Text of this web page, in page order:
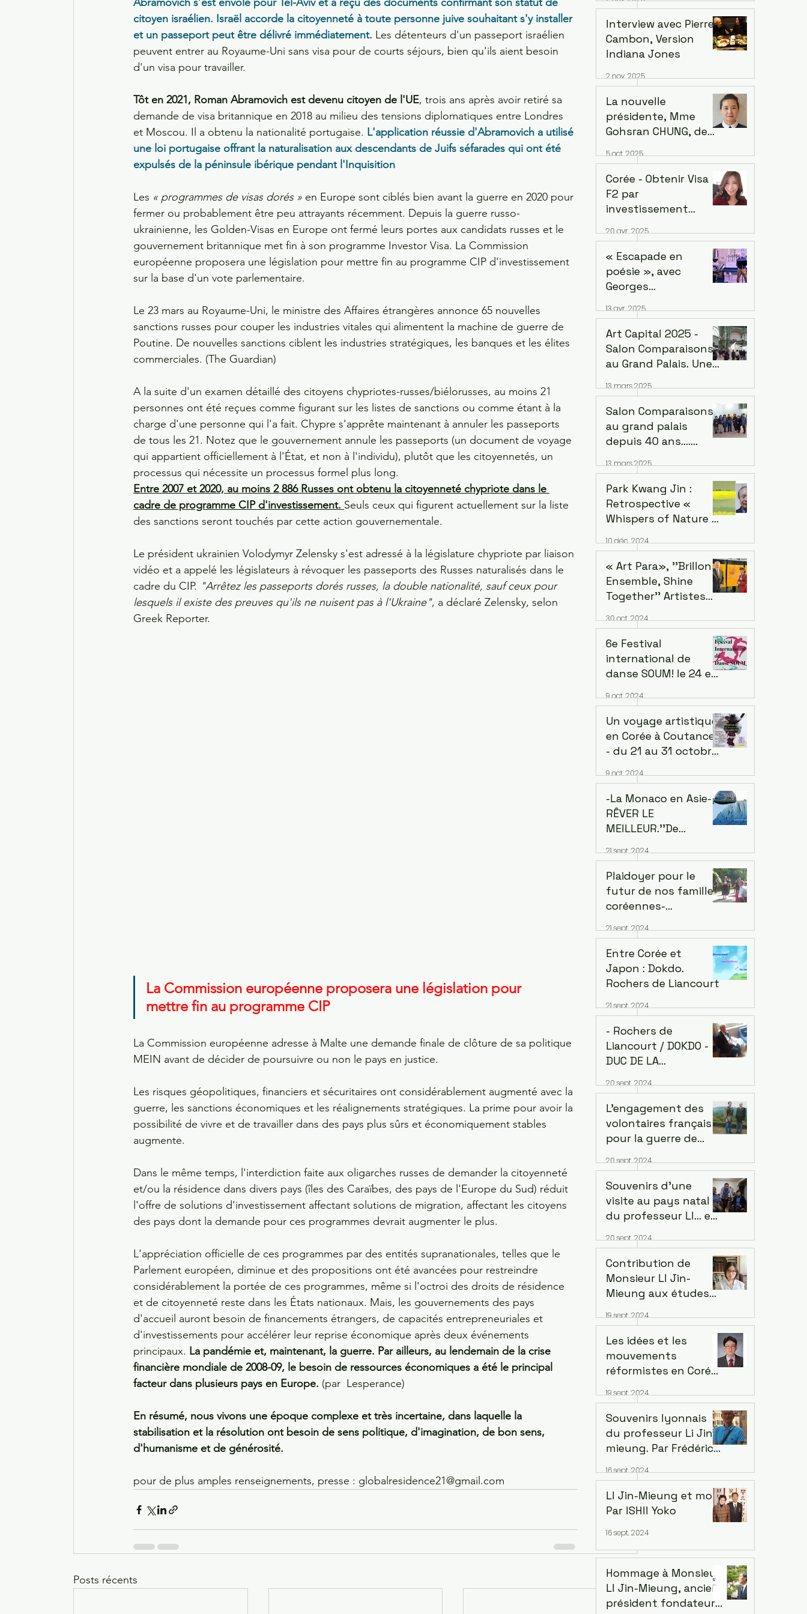
citoyen israélien. Israël accorde la citoyenneté à toute personne juive souhaitant s'y installer
et un passeport peut être délivré immédiatement. Les détenteurs d'un passeport israélien
peuvent entrer au Royaume-Uni sans visa pour de courts séjours, bien qu'ils aient besoin
d'un visa pour travailler.
Tôt en 2021, Roman Abramovich est devenu citoyen de l'UE, trois ans après avoir retiré sa
demande de visa britannique en 2018 au milieu des tensions diplomatiques entre Londres
et Moscou. Il a obtenu la nationalité portugaise. L'application réussie d'Abramovich a utilisé
une loi portugaise offrant la naturalisation aux descendants de Juifs séfarades qui ont été
expulsés de la péninsule ibérique pendant l'Inquisition
Les « programmes de visas dorés » en Europe sont ciblés bien avant la guerre en 2020 pour
fermer ou probablement être peu attrayants récemment. Depuis la guerre russo-
ukrainienne, les Golden-Visas en Europe ont fermé leurs portes aux candidats russes et le
gouvernement britannique met fin à son programme Investor Visa. La Commission
européenne proposera une législation pour mettre fin au programme CIP d'investissement
sur la base d'un vote parlementaire.
Le 23 mars au Royaume-Uni, le ministre des Affaires étrangères annonce 65 nouvelles
sanctions russes pour couper les industries vitales qui alimentent la machine de guerre de
Poutine. De nouvelles sanctions ciblent les industries stratégiques, les banques et les élites
commerciales. (The Guardian)
A la suite d'un examen détaillé des citoyens chypriotes-russes/biélorusses, au moins 21
personnes ont été reçues comme figurant sur les listes de sanctions ou comme étant à la
charge d'une personne qui l'a fait. Chypre s'apprête maintenant à annuler les passeports
de tous les 21. Notez que le gouvernement annule les passeports (un document de voyage
qui appartient officiellement à l'État, et non à l'individu), plutôt que les citoyennetés, un
processus qui nécessite un processus formel plus long.
Entre 2007 et 2020, au moins 2 886 Russes ont obtenu la citoyenneté chypriote dans le
cadre de programme CIP d'investissement. Seuls ceux qui figurent actuellement sur la liste
des sanctions seront touchés par cette action gouvernementale.
Le président ukrainien Volodymyr Zelensky s'est adressé à la législature chypriote par liaison
vidéo et a appelé les législateurs à révoquer les passeports des Russes naturalisés dans le
cadre du CIP. "Arrêtez les passeports dorés russes, la double nationalité, sauf ceux pour
lesquels il existe des preuves qu'ils ne nuisent pas à l'Ukraine", a déclaré Zelensky, selon
Greek Reporter.
La Commission européenne proposera une législation pour
mettre fin au programme CIP
La Commission européenne adresse à Malte une demande finale de clôture de sa politique
MEIN avant de décider de poursuivre ou non le pays en justice.
Les risques géopolitiques, financiers et sécuritaires ont considérablement augmenté avec la
guerre, les sanctions économiques et les réalignements stratégiques. La prime pour avoir la
possibilité de vivre et de travailler dans des pays plus sûrs et économiquement stables
augmente.
Dans le même temps, l'interdiction faite aux oligarches russes de demander la citoyenneté
et/ou la résidence dans divers pays (îles des Caraïbes, des pays de l'Europe du Sud) réduit
l'offre de solutions d'investissement affectant solutions de migration, affectant les citoyens
des pays dont la demande pour ces programmes devrait augmenter le plus.
L'appréciation officielle de ces programmes par des entités supranationales, telles que le
Parlement européen, diminue et des propositions ont été avancées pour restreindre
considérablement la portée de ces programmes, même si l'octroi des droits de résidence
et de citoyenneté reste dans les États nationaux. Mais, les gouvernements des pays
d'accueil auront besoin de financements étrangers, de capacités entrepreneuriales et
d'investissements pour accélérer leur reprise économique après deux événements
principaux. La pandémie et, maintenant, la guerre. Par ailleurs, au lendemain de la crise
financière mondiale de 2008-09, le besoin de ressources économiques a été le principal
facteur dans plusieurs pays en Europe. (par  Lesperance)
En résumé, nous vivons une époque complexe et très incertaine, dans laquelle la
stabilisation et la résolution ont besoin de sens politique, d'imagination, de bon sens,
d'humanisme et de générosité.
pour de plus amples renseignements, presse : globalresidence21@gmail.com
Posts récents Voir tout
Interview avec Pierre
Cambon, Version
Indiana Jones
2 nov. 2025
La nouvelle
présidente, Mme
Gohsran CHUNG, de
Femmes Coréennes
en France (AFCF-
Kowin France)
inaugure un forum
féminin et la
Symphonie le 18
octobre à Saint-
Mandé
5 oct. 2025
Corée - Obtenir Visa
F2 par
investissement
Songdo – min. EUR
700k avec la reprise
du marché
20 avr. 2025
« Escapade en
poésie », avec
Georges
14 mai 2025, à 19h
Lecture : Georges
Arsenijevic
Intermèdes musicaux
Bané
13 avr. 2025
Art Capital 2025 -
Salon Comparaisons
au Grand Palais. Une
artistique inédite de
Corée : 4 groupes
13 mars 2025
Salon Comparaisons
au grand palais
depuis 40 ans....
Groupe Corée :
Kwang-jin Park et la
version coréenne Du
18 au 22 février 2025
13 mars 2025
Park Kwang Jin :
Retrospective «
Whispers of Nature »
succursale de
Seosomun,
12/12/2024 -
09/02/2025
10 déc. 2024
« Art Para», ''Brillons
Ensemble, Shine
Together'' Artistes
intellectuelle de cinq
continents.
Exposition au siège
de l'OCDE à Paris
30 oct. 2024
6e Festival
international de
danse SOUM! le 24 et
20h au Regard du
Cygne, 210 Rue de
Belleville 75020 Paris
9 oct. 2024
Un voyage artistique
en Corée à Coutances
- du 21 au 31 octobre
d'art - Art à la
Miséricorde -
Coutances
9 oct. 2024
-La Monaco en Asie-
RÊVER LE
MEILLEUR.''De
Prospérité Mutuelle''
- Citizen D -
21 sept. 2024
Plaidoyer pour le
futur de nos familles:
coréennes-
françaises.
21 sept. 2024
Entre Corée et
Japon : Dokdo.
Rochers de Liancourt
21 sept. 2024
- Rochers de
Liancourt / DOKDO -
DUC DE LA
LIANCOURT. Interview
avec Michel
MignotHistorien de
Fondation des Arts et
Liancourt
20 sept. 2024
L’engagement des
volontaires français
pour la guerre de
François Pelletier
20 sept. 2024
Souvenirs d’une
visite au pays natal
du professeur LI... en
nobles réalisationsà
la mémoire du défunt
que nous aimons et
respectons. Par Lee
20 sept. 2024
Contribution de
Monsieur LI Jin-
Mieung aux études
Le Min Sook
19 sept. 2024
Les idées et les
mouvements
réformistes en Corée
1911 ... Thèse Dae-
Yeong Youn, dirigé
par le professeur Li
Jin-mieung en 2007
19 sept. 2024
Souvenirs lyonnais
du professeur Li Jin-
mieung. Par Frédéric
16 sept. 2024
LI Jin-Mieung et moi.
Par ISHII Yoko
16 sept. 2024
Hommage à Monsieur
LI Jin-Mieung, ancien
président fondateur